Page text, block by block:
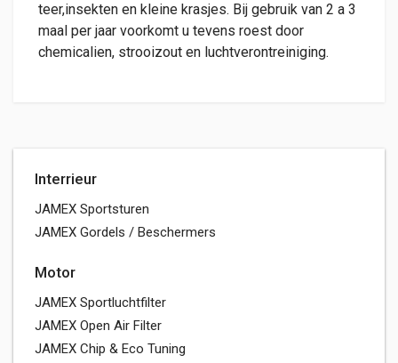
Interrieur
JAMEX Sportsturen
JAMEX Gordels / Beschermers
Motor
JAMEX Sportluchtfilter
JAMEX Open Air Filter
JAMEX Chip & Eco Tuning
teer,insekten en kleine krasjes. Bij gebruik van 2 a 3
maal per jaar voorkomt u tevens roest door
chemicalien, strooizout en luchtverontreiniging.